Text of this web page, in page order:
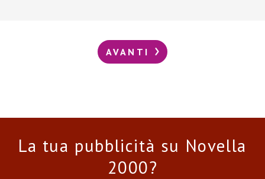
AVANTI
La tua pubblicità su Novella
2000?